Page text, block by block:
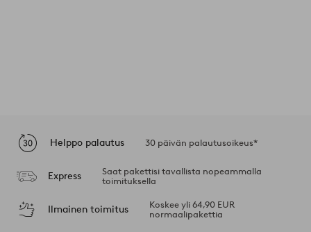
Helppo palautus 30 päivän palautusoikeus*
Express
Saat pakettisi tavallista nopeammalla
toimituksella
Ilmainen toimitus
Koskee yli 64,90 EUR
normaalipakettia